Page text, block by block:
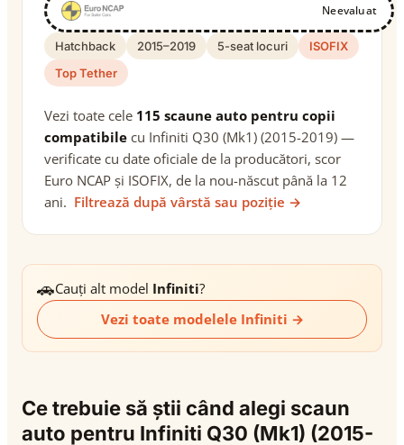
Neevaluat
Hatchback 2015–2019 5-seat locuri
ISOFIX
Top Tether
Vezi toate cele 115 scaune auto pentru copii
compatibile cu Infiniti Q30 (Mk1) (2015-2019) —
verificate cu date oficiale de la producători, scor
Euro NCAP și ISOFIX, de la nou-născut până la 12
ani. Filtrează după vârstă sau poziție →
🚗Cauți alt model Infiniti?
Vezi toate modelele Infiniti →
Ce trebuie să știi când alegi scaun
auto pentru Infiniti Q30 (Mk1) (2015-